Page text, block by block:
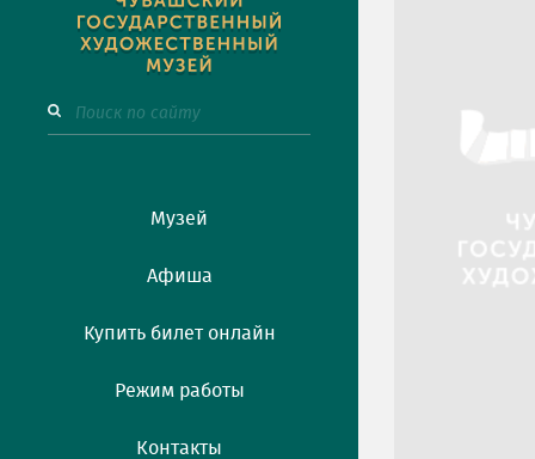
Музей
Афиша
Купить билет онлайн
Режим работы
Контакты